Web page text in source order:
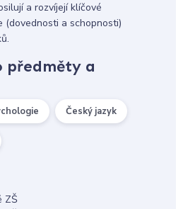
a rozvíjejí klíčové
(dovednosti a schopnosti)
předměty a
Český jazyk
ZŠ